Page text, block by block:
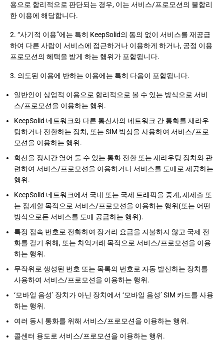
용으로 합리적으로 판단되는 경우, 이는 서비스/프로모션의 불합리
한 이용에 해당합니다.
2. “사기적 이용”에는 특히 KeepSolid의 동의 없이 서비스를 재공급
하여 다른 사람이 서비스에 접근하거나 이용하게 하거나, 공정 이용
프로모션의 혜택을 받게 하는 행위가 포함됩니다.
3. 의도된 이용에 반하는 이용에는 특히 다음이 포함됩니다.
일반인이 상업적 이용으로 합리적으로 볼 수 있는 방식으로 서비
스/프로모션을 이용하는 행위.
KeepSolid 네트워크와 다른 통신사의 네트워크 간 통화를 재라우
팅하거나 전환하는 장치, 또는 SIM 박싱을 사용하여 서비스/프로
모션을 이용하는 행위.
회선을 장시간 열어 둘 수 있는 통화 전환 또는 재라우팅 장치와 관
련하여 서비스/프로모션을 이용하거나 서비스를 도매로 제공하는
행위.
KeepSolid 네트워크에서 국내 또는 국제 트래픽을 중계, 재제출 또
는 집계할 목적으로 서비스/프로모션을 이용하는 행위(또는 어떤
방식으로든 서비스를 도매 공급하는 행위).
특정 접속 번호로 전화하여 장거리 요금을 지불하지 않고 국제 전
화를 걸기 위해, 또는 차익거래 목적으로 서비스/프로모션을 이용
하는 행위.
무작위로 생성된 번호 또는 목록의 번호로 자동 발신하는 장치를
사용하여 서비스/프로모션을 이용하는 행위.
‘모바일 음성’ 장치가 아닌 장치에서 ‘모바일 음성’ SIM 카드를 사용
하는 행위.
여러 동시 통화를 위해 서비스/프로모션을 이용하는 행위.
콜센터 용도로 서비스/프로모션을 이용하는 행위.